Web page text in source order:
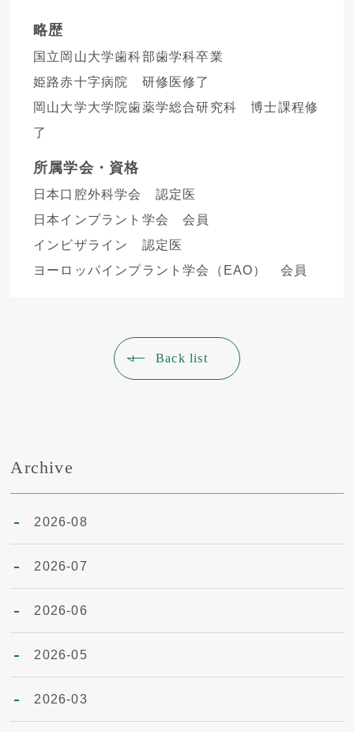
略歴
国立岡山大学歯科部歯学科卒業
姫路赤十字病院 研修医修了
岡山大学大学院歯薬学総合研究科 博士課程修
了
所属学会・資格
日本口腔外科学会 認定医
日本インプラント学会 会員
インビザライン 認定医
ヨーロッパインプラント学会（EAO） 会員
Back list
Archive
2026-08
2026-07
2026-06
2026-05
2026-03